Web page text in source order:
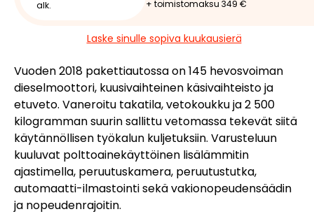
alk. + toimistomaksu 349 €
Laske sinulle sopiva kuukausierä
Vuoden 2018 pakettiautossa on 145 hevosvoiman
dieselmoottori, kuusivaihteinen käsivaihteisto ja
etuveto. Vaneroitu takatila, vetokoukku ja 2 500
kilogramman suurin sallittu vetomassa tekevät siitä
käytännöllisen työkalun kuljetuksiin. Varusteluun
kuuluvat polttoainekäyttöinen lisälämmitin
ajastimella, peruutuskamera, peruutustutka,
automaatti-ilmastointi sekä vakionopeudensäädin
ja nopeudenrajoitin.